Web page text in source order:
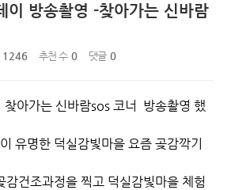
이 방송촬영 -찾아가는 신바람
1246 추천 수 0 댓글 0
아가는 신바람sos 코너
방송촬영 했
유명한 덕실감빛마을 요즘 곶감깍기
감건조과정을 찍고 덕실감빛마을 체험